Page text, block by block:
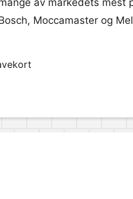
av markedets mest
Moccamaster og